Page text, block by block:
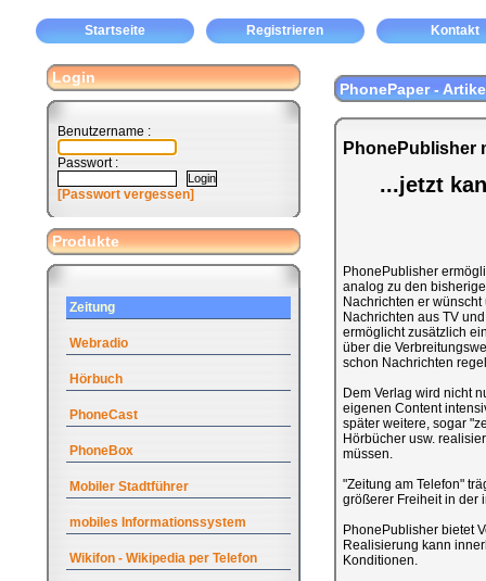
Startseite Registrieren Kontakt
Login
Benutzername :
Passwort :
[Passwort vergessen]
Produkte
Zeitung
Webradio
Hörbuch
PhoneCast
PhoneBox
Mobiler Stadtführer
mobiles Informationssystem
Wikifon - Wikipedia per Telefon
PhonePaper -
PhonePublisher
...jetzt
PhonePublisher
analog zu den
Nachrichten er
Nachrichten aus TV
ermöglicht zusätzlich
über die
schon Nachrichten
Dem Verlag wird nicht
eigenen Content
später weitere, sogar
Hörbücher usw.
müssen.
"Zeitung am Telefon"
größerer Freiheit in der
PhonePublisher bietet
Realisierung kann
Konditionen.